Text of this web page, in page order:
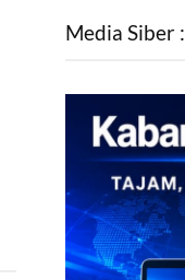
Media Siber :